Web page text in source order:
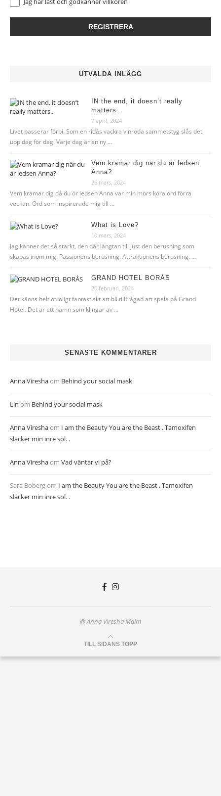
UTVALDA INLÄGG
IN the end, it doesn’t really
matters..
7 april, 2024
Livet passerar förbi. Som en ridås vackra vinröda sammetstyg slås det
upp dag för dag. Varje dag är en ny …
Vem kramar dig när du är ledsen
Anna?
26 mars, 2024
Vem kramar dig då du ör ledsen Anna var min mors köra ord förra
veckan. Ord som inspirerade mig till …
What is Love?
10 mars, 2024
Jag känner det så starkt, den där längtan till just den berusning som
skapas inom mig. Passionens berusning. Attraktionens berusning. …
GRAND HOTEL BORÅS
20 februari, 2024
Det känns helt otroligt fantastiskt att bli tillfrågad att spela på Grand
Hotel. Det är ett namn som klingar av …
SENASTE KOMMENTARER
Anna Vireshaom Behind your social mask
Lin om Behind your social mask
Anna Vireshaom I am the Beauty You are the Beast . Tamoxifen
släcker min inre sol. .
Anna Vireshaom Vad väntar vi på?
Sara Bobergom I am the Beauty You are the Beast . Tamoxifen
släcker min inre sol. .
@ Anna Viresha Malm
TILL SIDANS TOPP